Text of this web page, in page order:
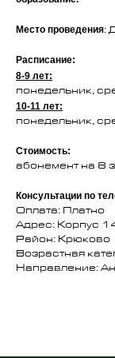
Место проведения:
Расписание:
8-9 лет:
понедельник,
10-11 лет:
понедельник,
Стоимость:
абонемент на 8
Консультации по
Оплата: Платно
Адрес: Корпус
Район: Крюково
Возрастная
Направление: